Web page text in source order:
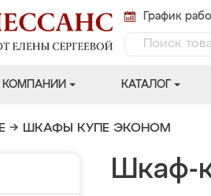
График
КОМПАНИИ КАТАЛОГ
→ ШКАФЫ КУПЕ ЭКОНОМ
Шкаф-